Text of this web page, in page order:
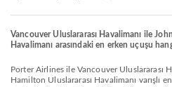
Vancouver Uluslararası Havalimanı ile
Havalimanı arasındaki en erken uçuşu
Porter Airlines ile Vancouver Uluslararası Havalimanı çıkışlı John C Munro
Hamilton Uluslararası Havalimanı varışlı